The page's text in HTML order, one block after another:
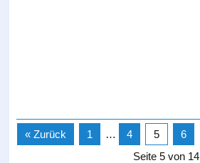
« Zurück 1 … 4 5 6
Seite 5 von 14